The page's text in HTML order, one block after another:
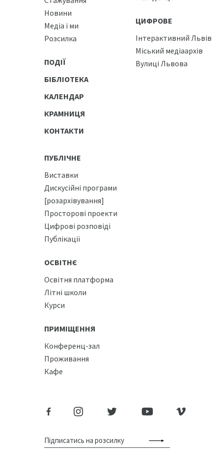
Новини
Медіа і ми
Розсилка
ПОДІЇ
БІБЛІОТЕКА
КАЛЕНДАР
КРАМНИЦЯ
КОНТАКТИ
ЦИФРОВЕ
Інтерактивний Львів
Міський медіаархів
Вулиці Львова
ПУБЛІЧНЕ
Виставки
Дискусійні програми
[розархівування]
Просторові проекти
Цифрові розповіді
Публікації
ОСВІТНЄ
Освітня платформа
Літні школи
Курси
ПРИМІЩЕННЯ
Конференц-зал
Проживання
Кафе